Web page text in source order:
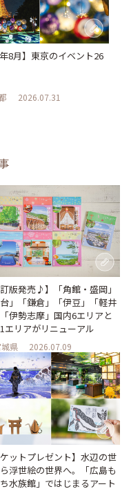
年8月】東京のイベント26
2026.07.31
訂版発売♪】「角館・盛岡」
台」「鎌倉」「伊豆」「軽井
伊勢志摩」国内6エリアと
エリアがリニューアル
県 2026.07.09
ケットプレゼント】水辺の世
浮世絵の世界へ。「広島も
水族館」ではじまるアート